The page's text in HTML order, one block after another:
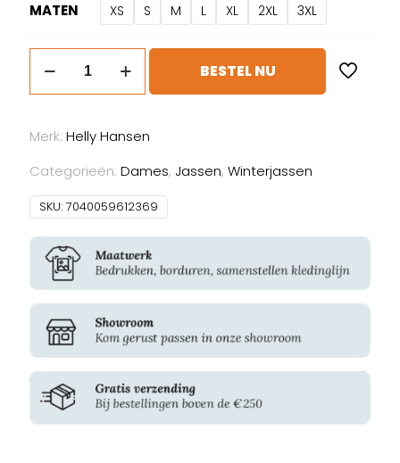
MATEN XS S M L XL 2XL 3XL
W
2.0
Winter
aantal
BESTEL NU
Merk: Helly Hansen
Categorieën: Dames, Jassen, Winterjassen
SKU: 7040059612369